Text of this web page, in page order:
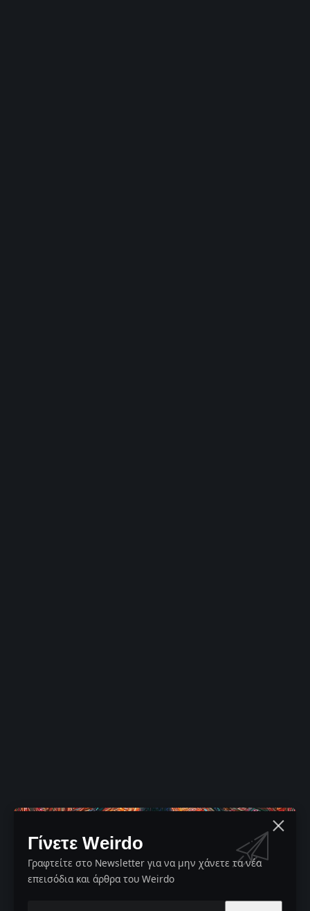
Γίνετε Weirdo
Γραφτείτε στο Newsletter για να μην χάνετε τα νέα
επεισόδια και άρθρα του Weirdo